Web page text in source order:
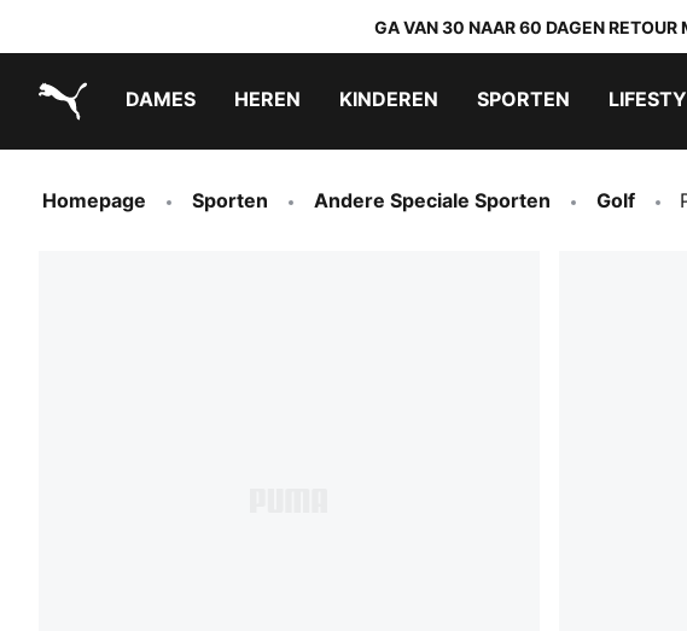
GA VAN 30 NAAR 60 DAGEN
DAMES HEREN KINDEREN SPORTEN
Homepage Sporten Andere Speciale Sporten Golf